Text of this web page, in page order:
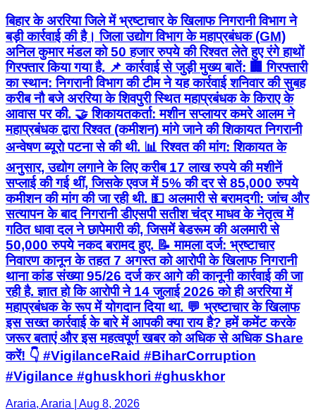
बिहार के अररिया जिले में भ्रष्टाचार के खिलाफ निगरानी विभाग ने
बड़ी कार्रवाई की है। जिला उद्योग विभाग के महाप्रबंधक (GM)
अनिल कुमार मंडल को 50 हजार रुपये की रिश्वत लेते हुए रंगे हाथों
गिरफ्तार किया गया है. 📌 कार्रवाई से जुड़ी मुख्य बातें: 🏢 गिरफ्तारी
का स्थान: निगरानी विभाग की टीम ने यह कार्रवाई शनिवार की सुबह
करीब नौ बजे अररिया के शिवपुरी स्थित महाप्रबंधक के किराए के
आवास पर की. 🤝 शिकायतकर्ता: मशीन सप्लायर कमरे आलम ने
महाप्रबंधक द्वारा रिश्वत (कमीशन) मांगे जाने की शिकायत निगरानी
अन्वेषण ब्यूरो पटना से की थी. 📊 रिश्वत की मांग: शिकायत के
अनुसार, उद्योग लगाने के लिए करीब 17 लाख रुपये की मशीनें
सप्लाई की गई थीं, जिसके एवज में 5% की दर से 85,000 रुपये
कमीशन की मांग की जा रही थी. 💵 अलमारी से बरामदगी: जांच और
सत्यापन के बाद निगरानी डीएसपी सतीश चंद्र माधव के नेतृत्व में
गठित धावा दल ने छापेमारी की, जिसमें बेडरूम की अलमारी से
50,000 रुपये नकद बरामद हुए. 📝 मामला दर्ज: भ्रष्टाचार
निवारण कानून के तहत 7 अगस्त को आरोपी के खिलाफ निगरानी
थाना कांड संख्या 95/26 दर्ज कर आगे की कानूनी कार्रवाई की जा
रही है. ज्ञात हो कि आरोपी ने 14 जुलाई 2026 को ही अररिया में
महाप्रबंधक के रूप में योगदान दिया था. 💬 भ्रष्टाचार के खिलाफ
इस सख्त कार्रवाई के बारे में आपकी क्या राय है? हमें कमेंट करके
जरूर बताएं और इस महत्वपूर्ण खबर को अधिक से अधिक Share
करें! 👇 #VigilanceRaid #BiharCorruption
#Vigilance #ghuskhori #ghuskhor
Araria, Araria | Aug 8, 2026